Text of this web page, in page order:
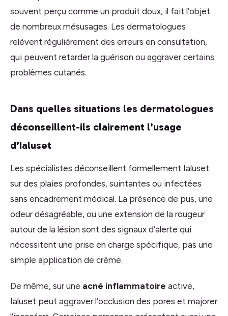
souvent perçu comme un produit doux, il fait l’objet
de nombreux mésusages. Les dermatologues
relèvent régulièrement des erreurs en consultation,
qui peuvent retarder la guérison ou aggraver certains
problèmes cutanés.
Dans quelles situations les dermatologues
déconseillent-ils clairement l’usage
d’Ialuset
Les spécialistes déconseillent formellement Ialuset
sur des plaies profondes, suintantes ou infectées
sans encadrement médical. La présence de pus, une
odeur désagréable, ou une extension de la rougeur
autour de la lésion sont des signaux d’alerte qui
nécessitent une prise en charge spécifique, pas une
simple application de crème.
De même, sur une acné inflammatoire active,
Ialuset peut aggraver l’occlusion des pores et majorer